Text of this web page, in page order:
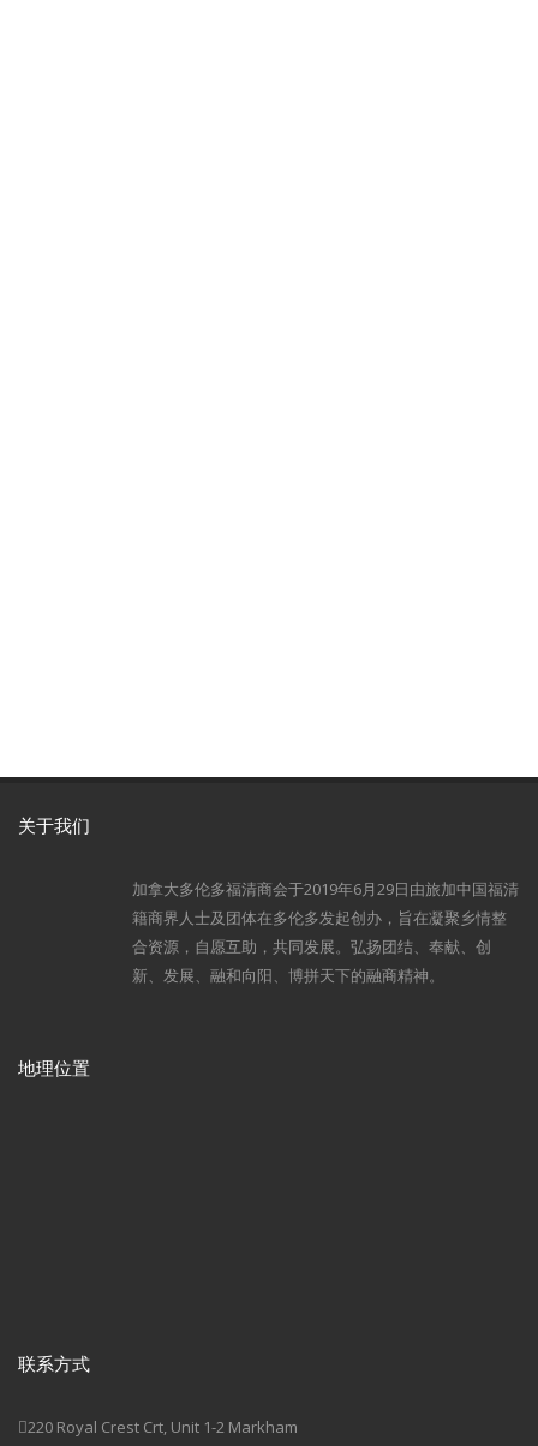
关于我们
加拿大多伦多福清商会于2019年6月29日由旅加中国福清
籍商界人士及团体在多伦多发起创办，旨在凝聚乡情整
合资源，自愿互助，共同发展。弘扬团结、奉献、创
新、发展、融和向阳、博拼天下的融商精神。
地理位置
联系方式
220 Royal Crest Crt, Unit 1-2 Markham